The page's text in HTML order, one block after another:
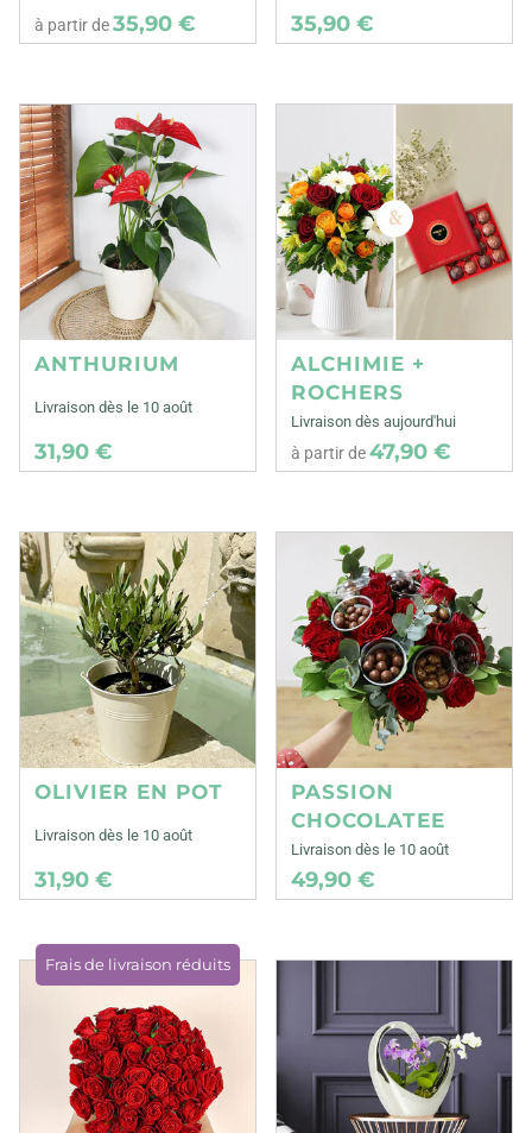
à partir de35,90 € 35,90 €
ANTHURIUM
Livraison dès le 10 août
31,90 €
ALCHIMIE +
ROCHERS
Livraison dès aujourd'hui
à partir de47,90 €
OLIVIER EN POT
Livraison dès le 10 août
31,90 €
PASSION
CHOCOLATEE
Livraison dès le 10 août
49,90 €
Frais de livraison réduits